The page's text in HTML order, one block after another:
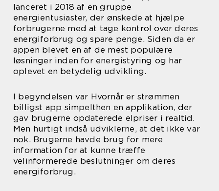
lanceret i 2018 af en gruppe
energientusiaster, der ønskede at hjælpe
forbrugerne med at tage kontrol over deres
energiforbrug og spare penge. Siden da er
appen blevet en af de mest populære
løsninger inden for energistyring og har
oplevet en betydelig udvikling.
I begyndelsen var Hvornår er strømmen
billigst app simpelthen en applikation, der
gav brugerne opdaterede elpriser i realtid.
Men hurtigt indså udviklerne, at det ikke var
nok. Brugerne havde brug for mere
information for at kunne træffe
velinformerede beslutninger om deres
energiforbrug.